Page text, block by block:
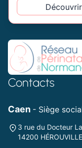
Découvrir
Contacts
Caen - Siège
3 rue du Docteur
14200